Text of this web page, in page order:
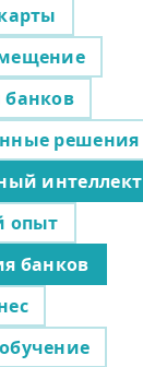
решения
интеллект
опыт
банков